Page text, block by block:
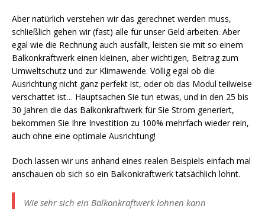
Aber natürlich verstehen wir das gerechnet werden muss,
schließlich gehen wir (fast) alle für unser Geld arbeiten. Aber
egal wie die Rechnung auch ausfällt, leisten sie mit so einem
Balkonkraftwerk einen kleinen, aber wichtigen, Beitrag zum
Umweltschutz und zur Klimawende. Völlig egal ob die
Ausrichtung nicht ganz perfekt ist, oder ob das Modul teilweise
verschattet ist… Hauptsachen Sie tun etwas, und in den 25 bis
30 Jahren die das Balkonkraftwerk für Sie Strom generiert,
bekommen Sie Ihre Investition zu 100% mehrfach wieder rein,
auch ohne eine optimale Ausrichtung!
Doch lassen wir uns anhand eines realen Beispiels einfach mal
anschauen ob sich so ein Balkonkraftwerk tatsächlich lohnt.
Wie sehr sich ein Balkonkraftwerk lohnen kann